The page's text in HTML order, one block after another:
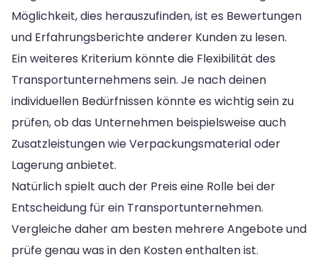
Möglichkeit, dies herauszufinden, ist es Bewertungen
und Erfahrungsberichte anderer Kunden zu lesen.
Ein weiteres Kriterium könnte die Flexibilität des
Transportunternehmens sein. Je nach deinen
individuellen Bedürfnissen könnte es wichtig sein zu
prüfen, ob das Unternehmen beispielsweise auch
Zusatzleistungen wie Verpackungsmaterial oder
Lagerung anbietet.
Natürlich spielt auch der Preis eine Rolle bei der
Entscheidung für ein Transportunternehmen.
Vergleiche daher am besten mehrere Angebote und
prüfe genau was in den Kosten enthalten ist.